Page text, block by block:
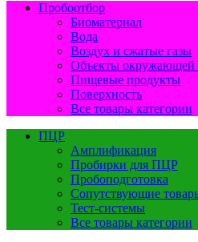
Пробоотбор
Биоматериал
Вода
Воздух и сжатые газы
Объекты окружающей
Пищевые продукты
Поверхность
Все товары категории
ПЦР
Амплификация
Пробирки для ПЦР
Пробоподготовка
Сопутствующие
Тест-системы
Все товары категории